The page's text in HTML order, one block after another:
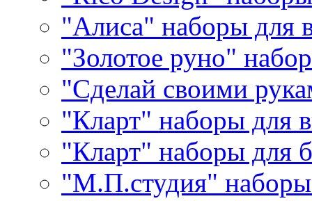
"Алиса" наборы для
"Золотое руно"
"Сделай своими
"Кларт" наборы для
"Кларт" наборы для
"М.П.студия"